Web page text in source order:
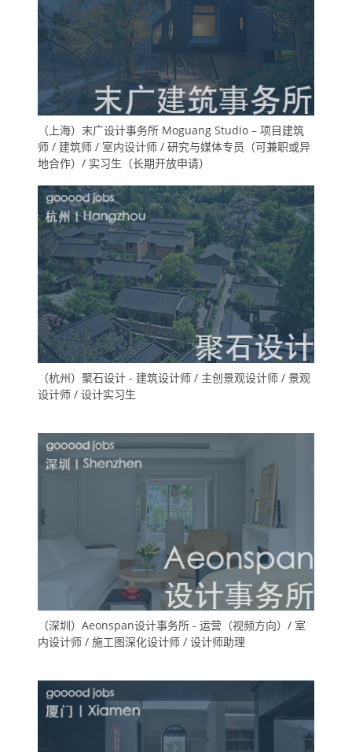
（上海）末广设计事务所 Moguang Studio – 项目建筑
师 / 建筑师 / 室内设计师 / 研究与媒体专员（可兼职或异
地合作）/ 实习生（长期开放申请）
（杭州）聚石设计 - 建筑设计师 / 主创景观设计师 / 景观
设计师 / 设计实习生
（深圳）Aeonspan设计事务所 - 运营（视频方向）/ 室
内设计师 / 施工图深化设计师 / 设计师助理